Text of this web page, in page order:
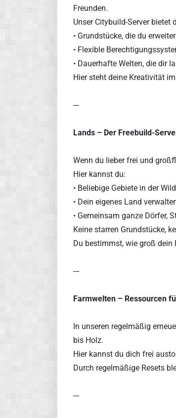
Freunden.
Unser Citybuild-Server bietet
• Grundstücke, die du
• Flexible
• Dauerhafte Welten, die dir
Hier steht deine Kreativität
---
Lands – Der Freebuild-
Wenn du lieber frei und
Hier kannst du:
• Beliebige Gebiete in der
• Dein eigenes Land
• Gemeinsam ganze Dörfer,
Keine starren Grundstücke,
Du bestimmst, wie groß dein
---
Farmwelten – Ressourcen
In unseren regelmäßig
bis Holz.
Hier kannst du dich frei
Durch regelmäßige Resets
---